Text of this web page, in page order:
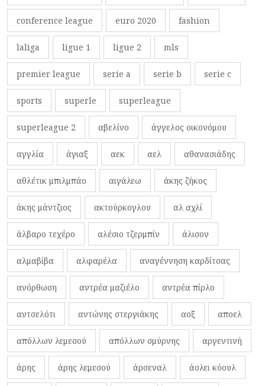
conference league euro 2020 fashion
laliga ligue 1 ligue 2 mls
premier league serie a serie b serie c
sports superle superleague
superleague 2 αβελίνο άγγελος οικονόμου
αγγλία άγιαξ αεκ αελ αθανασιάδης
αθλέτικ μπιλμπάο αιγάλεω άκης ζήκος
άκης μάντζιος ακτούρκογλου αλ αχλί
άλβαρο τεχέρο αλέσιο τζερμπίν άλισον
αλμαβίβα αλφαρέλα αναγέννηση καρδίτσας
ανόρθωση αντρέα μαζιέλο αντρέα πίρλο
αντσελότι αντώνης στεργιάκης αοξ αποελ
απόλλων λεμεσού απόλλων σμύρνης αργεντινή
άρης άρης λεμεσού άρσεναλ άσλει κόουλ